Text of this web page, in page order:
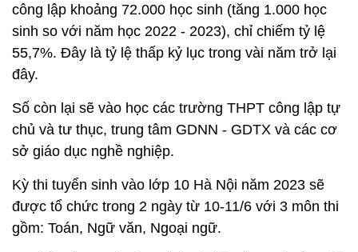
công lập khoảng 72.000 học sinh (tăng 1.000 học
sinh so với năm học 2022 - 2023), chỉ chiếm tỷ lệ
55,7%. Đây là tỷ lệ thấp kỷ lục trong vài năm trở lại
đây.
Số còn lại sẽ vào học các trường THPT công lập tự
chủ và tư thục, trung tâm GDNN - GDTX và các cơ
sở giáo dục nghề nghiệp.
Kỳ thi tuyển sinh vào lớp 10 Hà Nội năm 2023 sẽ
được tổ chức trong 2 ngày từ 10-11/6 với 3 môn thi
gồm: Toán, Ngữ văn, Ngoại ngữ.